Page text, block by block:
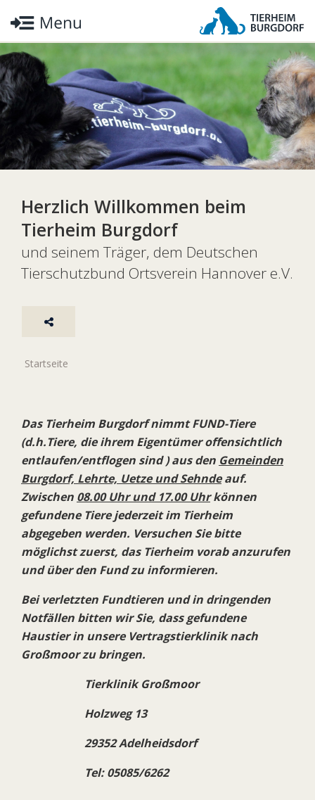
Herzlich Willkommen beim
Tierheim Burgdorf
und seinem Träger, dem Deutschen
Tierschutzbund Ortsverein Hannover e.V.
Startseite
Das Tierheim Burgdorf nimmt FUND-Tiere
(d.h.Tiere, die ihrem Eigentümer offensichtlich
entlaufen/entflogen sind ) aus den Gemeinden
Burgdorf, Lehrte, Uetze und Sehndeauf.
Zwischen 08.00 Uhr und 17.00 Uhrkönnen
gefundene Tiere jederzeit im Tierheim
abgegeben werden. Versuchen Sie bitte
möglichst zuerst, das Tierheim vorab anzurufen
und über den Fund zu informieren.
Bei verletzten Fundtieren und in dringenden
Notfällen bitten wir Sie, dass gefundene
Haustier in unsere Vertragstierklinik nach
Großmoor zu bringen.
Tierklinik Großmoor
Holzweg 13
29352 Adelheidsdorf
Tel: 05085/6262